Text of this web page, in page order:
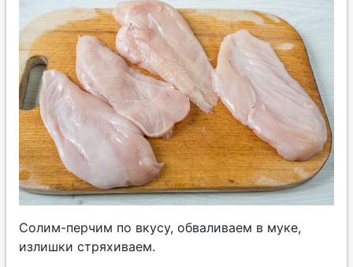
Солим-перчим по вкусу, обваливаем в муке,
излишки стряхиваем.